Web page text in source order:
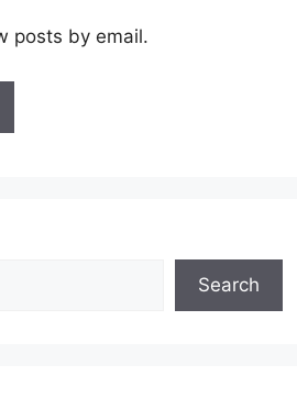
posts by email.
Search